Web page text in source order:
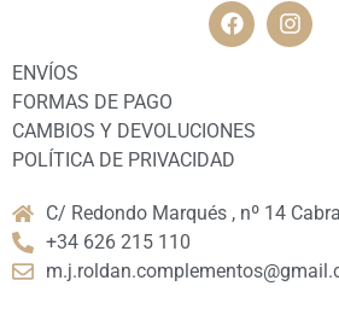
ENVÍOS
FORMAS DE PAGO
CAMBIOS Y DEVOLUCIONES
POLÍTICA DE PRIVACIDAD
C/ Redondo Marqués , nº 14
+34 626 215 110